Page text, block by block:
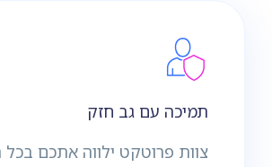
תמיכה עם גב חזק
צוות פרוטקט ילווה אתכם